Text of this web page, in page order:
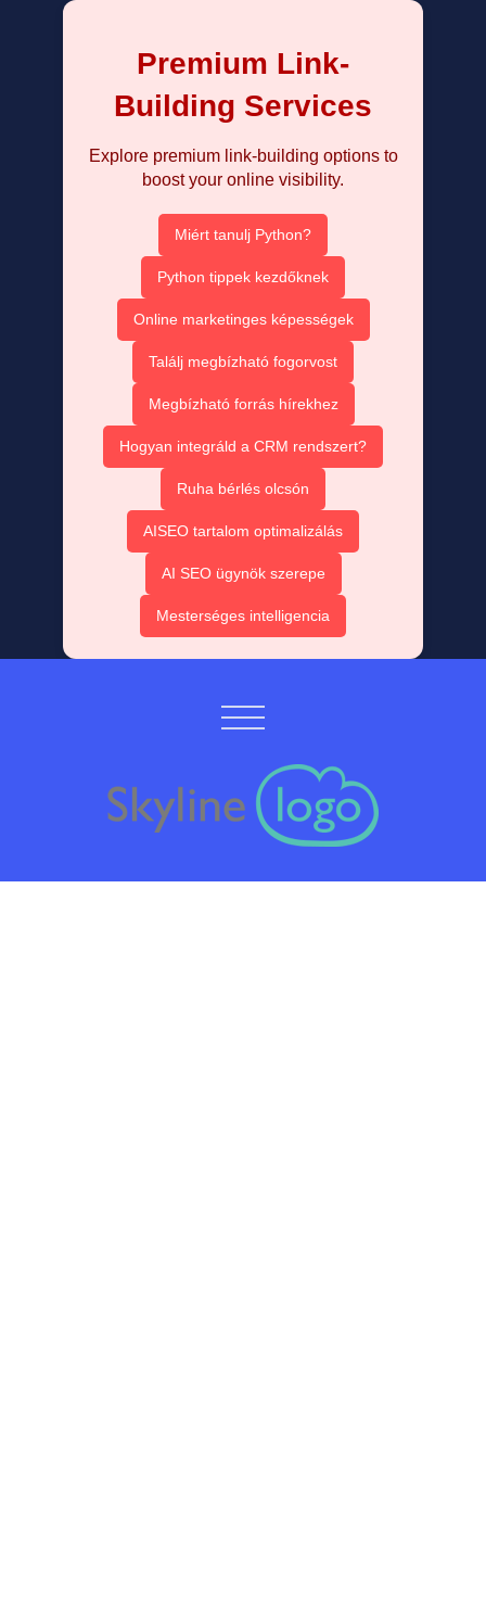
Premium Link-
Building Services
Explore premium link-building options to
boost your online visibility.
Miért tanulj Python?
Python tippek kezdőknek
Online marketinges képességek
Találj megbízható fogorvost
Megbízható forrás hírekhez
Hogyan integráld a CRM rendszert?
Ruha bérlés olcsón
AISEO tartalom optimalizálás
AI SEO ügynök szerepe
Mesterséges intelligencia